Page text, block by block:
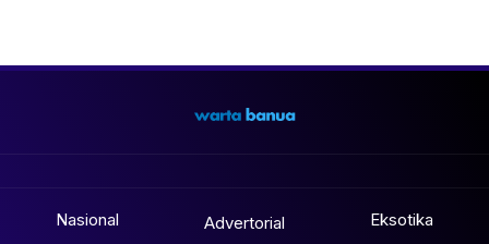
Nasional
Advertorial
Eksotika